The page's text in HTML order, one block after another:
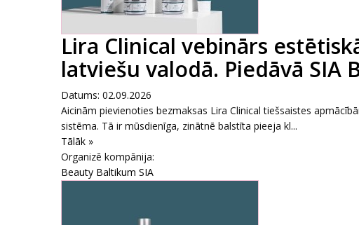
Lira Clinical vebinārs
latviešu valodā. Piedāvā SIA
Datums: 02.09.2026
Aicinām pievienoties bezmaksas Lira Clinical tiešsaistes
sistēma. Tā ir mūsdienīga, zinātnē balstīta pieeja kl...
Tālāk »
Organizē kompānija:
Beauty Baltikum SIA